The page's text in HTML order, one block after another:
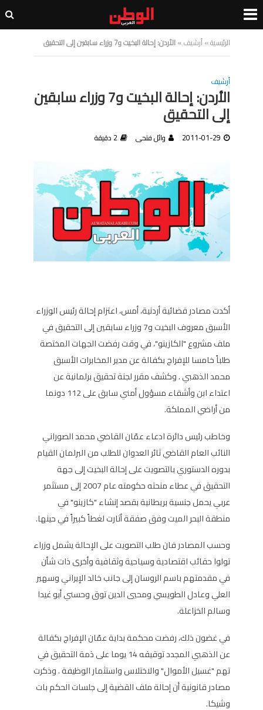
الرئيسية»أرشيف»الأردن: إحالة البخيت و7 وزراء سابقين إلى التحقيق
أرشيف
الأردن: إحالة البخيت و7 وزراء سابقين
إلى التحقيق
2011-01-29 وائل فتحى 2 دقيقة
أكدت مصادر قضائية أردنية، أمس، اعتزام إحالة رئيس الوزراء
الأسبق معروف البخيت و7 وزراء سابقين إلى التحقيق في
ملف مشروع "الكازينو"، في وقت رفضت الجهات المختصة
طلباً خامسا للإفراج بكفالة عن مدير المخابرات الأسبق
محمد الذهبي . وكشف مقرر لجنة تحقيق برلمانية عن
اعتداء ابن وأشقاء مسؤول أمني سابق على 112 دونما
من أراضي المملكة.
وخاطب رئيس دائرة ادعاء عمّان القاضي محمد الصوراني
النائب العام القاضي ثائر العدوان للطلب من البرلمان القيام
بدوره الدستوري بالتصويت على إحالة البخيت إلى جهة
التحقيق في عطاء منحته حكومته عام 2007 إلى مستثمر
عربي يحمل جنسية بريطانية بقصد إنشاء "كازينو" في
منطقة البحر الميت وفق صفقة أثارت لغطاً كبيراً في حينها.
وحسب المصادر فان طلب التصويت على الإحالة يشمل وزراء
تولوا حقائب اقتصادية وسياحية وثقافية وأخرى ذات شأن
في مقدمتهم باسم الروسان إلى جانب خالد الإيراني وسهير
العلي وعادل الطويسي ومحيي الدين توق وحسني أبو غيدا
وسالم الخزاعلة.
في غضون ذلك، رفضت محكمة بداية عمّان الإفراج بكفالة
عن الذهبي المجدد توقيفه 14 يوما على ذمة التحقيق في
تهم "غسيل الأموال" والاختلاس واستثمار الوظيفة . وذكرت
مصادر قانونية أن إحالة ملف القضية إلى جلسات الحكم بات
وشيكا.